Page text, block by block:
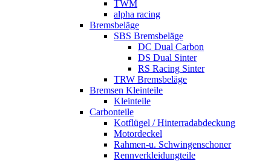
TWM
alpha racing
Bremsbeläge
SBS Bremsbeläge
DC Dual Carbon
DS Dual Sinter
RS Racing Sinter
TRW Bremsbeläge
Bremsen Kleinteile
Kleinteile
Carbonteile
Kotflügel / Hinterradabdeckung
Motordeckel
Rahmen-u. Schwingenschoner
Rennverkleidungteile